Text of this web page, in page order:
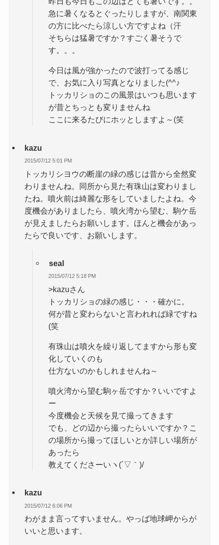
急に暑くなるとぐったりしますが、南関東
の方に比べたら涼しい方ですよね（汗
そちらは猛暑ですか？すごく暑そうで
す。。。
今日は風が強かったので波打ってる感じ
で、お気に入り写真となりました(^^♪
トッカリショのこの風景はいつも思います
が昔とちっとも変りませんね
ここに来るたびにホッとしますよ～(笑
kazu
2015/07/12 5:01 PM
トッカリシヨウの断崖の緑の感じは昔から全然変
わりませんね。同所から見た有珠山は変わりまし
たね。噴火前は綺麗な形をしていましたよね。今
度機会がありましたら、噴火湾から望む、駒ケ岳
が見えましたらお願いします。ほんと機会があっ
たらで良いです、お願いします。
seal
2015/07/12 5:18 PM
>kazuさん
トッカリショの緑の感じ・・・確かに。
何が昔と変わらないと言われれば緑ですね
(笑
有珠山は噴火を繰り返してますから形も変
化していくのも
仕方ないのかもしれませんね～
噴火湾から望む駒ヶ岳ですか？いいですよ
ー
今度機会と天候を見て撮ってきます
でも、どの辺から撮ったらいいですか？こ
の場所から撮ってほしいとか詳しい場所が
あったら
教えてくださーいヽ(´▽｀)/
kazu
2015/07/12 6:06 PM
わがまま言ってすいません。やっば地球岬からが
いいと思います。